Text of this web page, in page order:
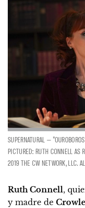
SUPERNATURAL —
PICTURED: RUTH CONNELL AS
2019 THE CW NETWORK, LLC.
Ruth Connell,
y madre de